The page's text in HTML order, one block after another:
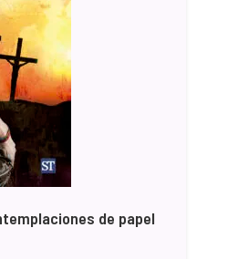
de papel